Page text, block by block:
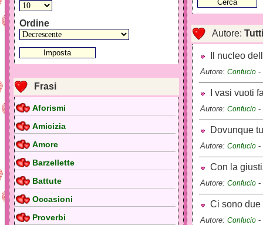
Ordine
Frasi
Aforismi
Amicizia
Amore
Barzellette
Battute
Occasioni
Proverbi
Autore: Tutti
Il nucleo
Autore: Confucio -
I vasi vuoti
Autore: Confucio -
Dovunque
Autore: Confucio -
Con la
Autore: Confucio -
Ci sono due
Autore: Confucio -